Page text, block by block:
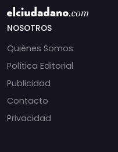
NOSOTROS
Quiénes Somos
Política Editorial
Publicidad
Contacto
Privacidad